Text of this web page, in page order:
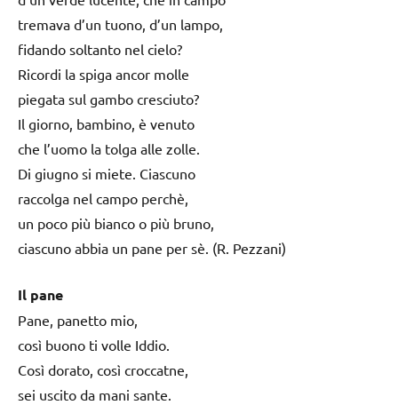
tremava d’un tuono, d’un lampo,
fidando soltanto nel cielo?
Ricordi la spiga ancor molle
piegata sul gambo cresciuto?
Il giorno, bambino, è venuto
che l’uomo la tolga alle zolle.
Di giugno si miete. Ciascuno
raccolga nel campo perchè,
un poco più bianco o più bruno,
ciascuno abbia un pane per sè. (R. Pezzani)
Il pane
Pane, panetto mio,
così buono ti volle Iddio.
Così dorato, così croccatne,
sei uscito da mani sante.